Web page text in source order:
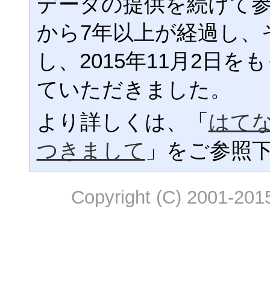
から7年以上が経過し
し、2015年11月2日を
ていただきました。
より詳しくは、「 はて
つきまして 」をご参照
Copyright (C) 2001-